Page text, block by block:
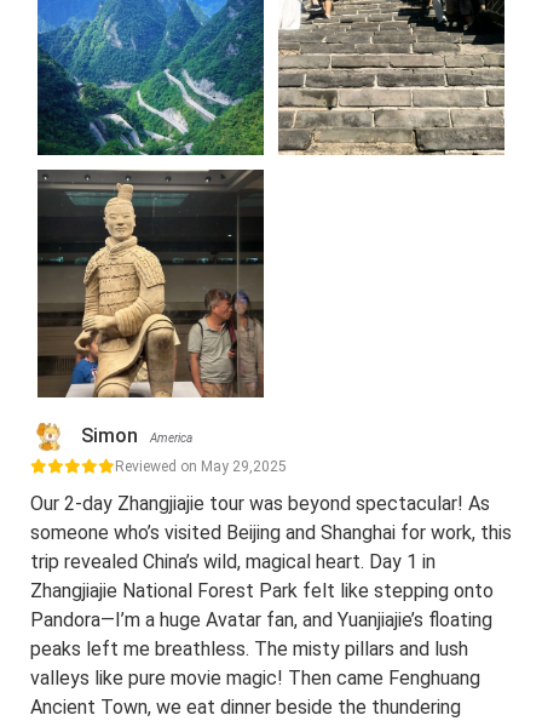
Simon America
Reviewed on May 29,2025
Our 2-day Zhangjiajie tour was beyond spectacular! As
someone who’s visited Beijing and Shanghai for work, this
trip revealed China’s wild, magical heart. Day 1 in
Zhangjiajie National Forest Park felt like stepping onto
Pandora—I’m a huge Avatar fan, and Yuanjiajie’s floating
peaks left me breathless. The misty pillars and lush
valleys like pure movie magic! Then came Fenghuang
Ancient Town, we eat dinner beside the thundering